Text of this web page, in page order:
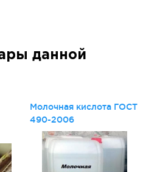
данной
Молочная кислота ГОСТ
490-2006